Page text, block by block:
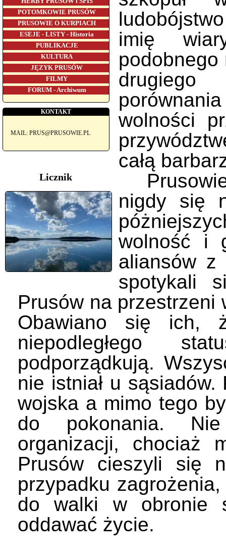
POTOMKOWIE PRUSÓW
PRUSOWIE O KURPIACH
ESEJE - LISTY - Historia
PUBLIKACJE
KULTURA
JĘZYK PRUSÓW
FILMY
FORUM - Archiwum
KONTAKT
MAIL: PRUS@PRUSOWIE.PL
Licznik
imię
podobnego
wolności
całą
nigdy się
wolność i
aliansów
spotykali
Prusów na przestrzeni
Obawiano się ich,
niepodległego
podporządkują.
nie istniał u
wojska a mimo tego
do pokonania. Nie
organizacji, chociaż
Prusów cieszyli się
przypadku
do walki w obronie
oddawać życie.